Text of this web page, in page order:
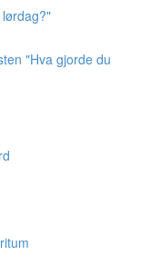
"Hva gjorde du